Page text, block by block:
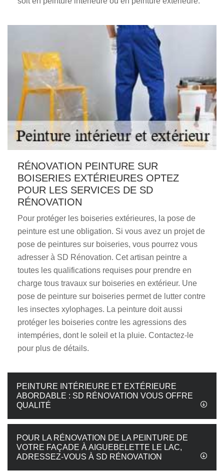
RÉNOVATION PEINTURE SUR
BOISERIES EXTÉRIEURES OPTEZ
POUR LES SERVICES DE SD
RÉNOVATION
Pour protéger les boiseries extérieures, la pose de
peinture est une obligation. Si vous avez un projet de
pose de peintures sur boiseries, vous pourrez vous
adresser à SD Rénovation. Cet artisan peintre a
toutes les qualifications requises pour prendre en
charge tous travaux sur boiseries en extérieur. Une
pose de peinture sur boiseries permet de lutter contre
les insectes xylophages. La peinture doit aussi
protéger les boiseries contre les agressions des
intempéries, dont le soleil et la pluie. Contactez-le
pour plus de détails.
PEINTURE INTÉRIEURE ET EXTÉRIEURE
ABORDABLE : SD RÉNOVATION VOUS OFFRE
QUALITÉ
POUR LA RÉNOVATION DE LA PEINTURE DE
VOTRE FAÇADE À AIGUEBELETTE LE LAC,
ADRESSEZ-VOUS À SD RÉNOVATION